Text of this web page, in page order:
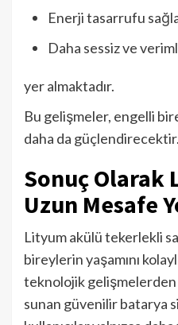
Enerji tasarrufu
Daha sessiz ve
yer almaktadır.
Bu gelişmeler, engelli
daha da güçlendirecektir.
Sonuç Olarak
Uzun Mesafe
Lityum akülü tekerlekli
bireylerin yaşamını
teknolojik gelişmelerden
sunan güvenilir batarya